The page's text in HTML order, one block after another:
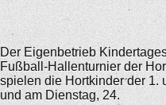
Der Eigenbetrieb
Fußball-Hallenturnier der
spielen die Hortkinder der 1.
und am Dienstag, 24.